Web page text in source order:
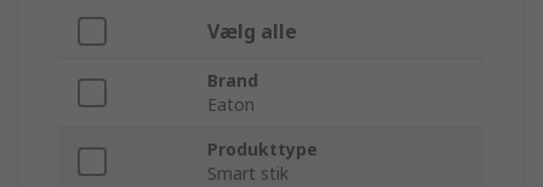
Vælg alle
Brand
Eaton
Produkttype
Smart stik